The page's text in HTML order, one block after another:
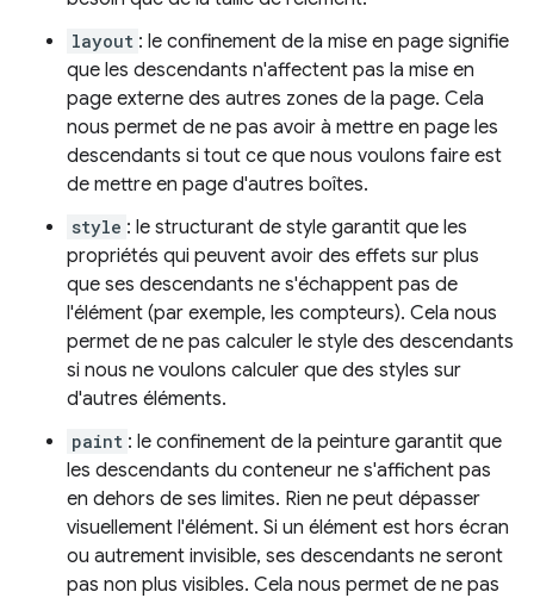
layout : le confinement de la mise en page signifie
que les descendants n'affectent pas la mise en
page externe des autres zones de la page. Cela
nous permet de ne pas avoir à mettre en page les
descendants si tout ce que nous voulons faire est
de mettre en page d'autres boîtes.
style : le structurant de style garantit que les
propriétés qui peuvent avoir des effets sur plus
que ses descendants ne s'échappent pas de
l'élément (par exemple, les compteurs). Cela nous
permet de ne pas calculer le style des descendants
si nous ne voulons calculer que des styles sur
d'autres éléments.
paint : le confinement de la peinture garantit que
les descendants du conteneur ne s'affichent pas
en dehors de ses limites. Rien ne peut dépasser
visuellement l'élément. Si un élément est hors écran
ou autrement invisible, ses descendants ne seront
pas non plus visibles. Cela nous permet de ne pas